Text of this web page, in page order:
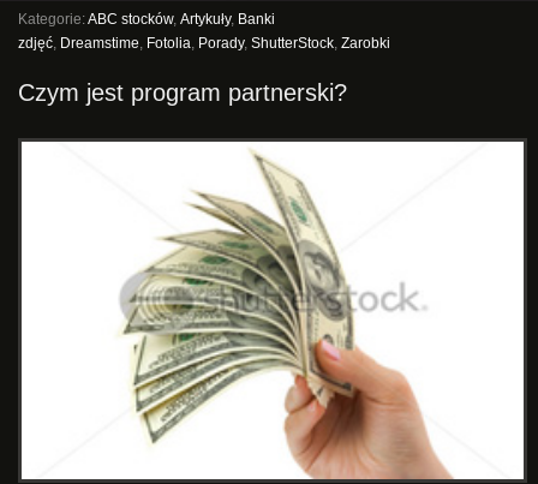
Kategorie:ABC stocków, Artykuły, Banki
zdjęć Dreamstime Fotolia Porady, ShutterStock Zarobki
Czym jest program partnerski?